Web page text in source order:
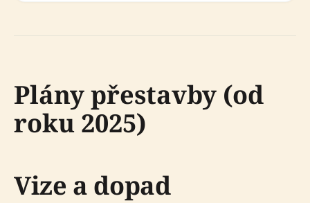
Plány přestavby (od
roku 2025)
Vize a dopad